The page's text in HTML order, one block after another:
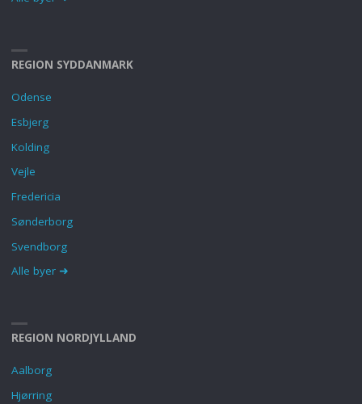
REGION SYDDANMARK
Odense
Esbjerg
Kolding
Vejle
Fredericia
Sønderborg
Svendborg
Alle byer ➜
REGION NORDJYLLAND
Aalborg
Hjørring